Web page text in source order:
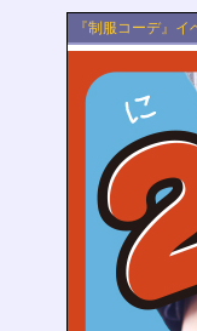
『制服コーデ』イ